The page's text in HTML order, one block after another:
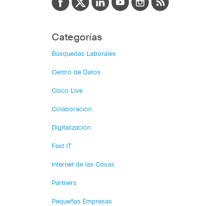
Categorías
Búsquedas Laborales
Centro de Datos
Cisco Live
Colaboración
Digitalización
Fast IT
Internet de las Cosas
Partners
Pequeñas Empresas